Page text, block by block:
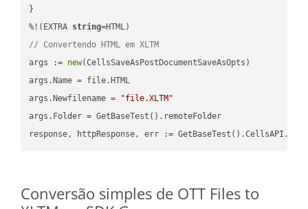
}
%!(EXTRA string
// Convertendo HTML em XLTM
args := new(CellsSaveAsPostDocumentSaveAsOpts)
args.Name = file.HTML
args.Newfilename =
"file.XLTM"
args.Folder = GetBaseTest().remoteFolder
Conversão simples de OTT Files to